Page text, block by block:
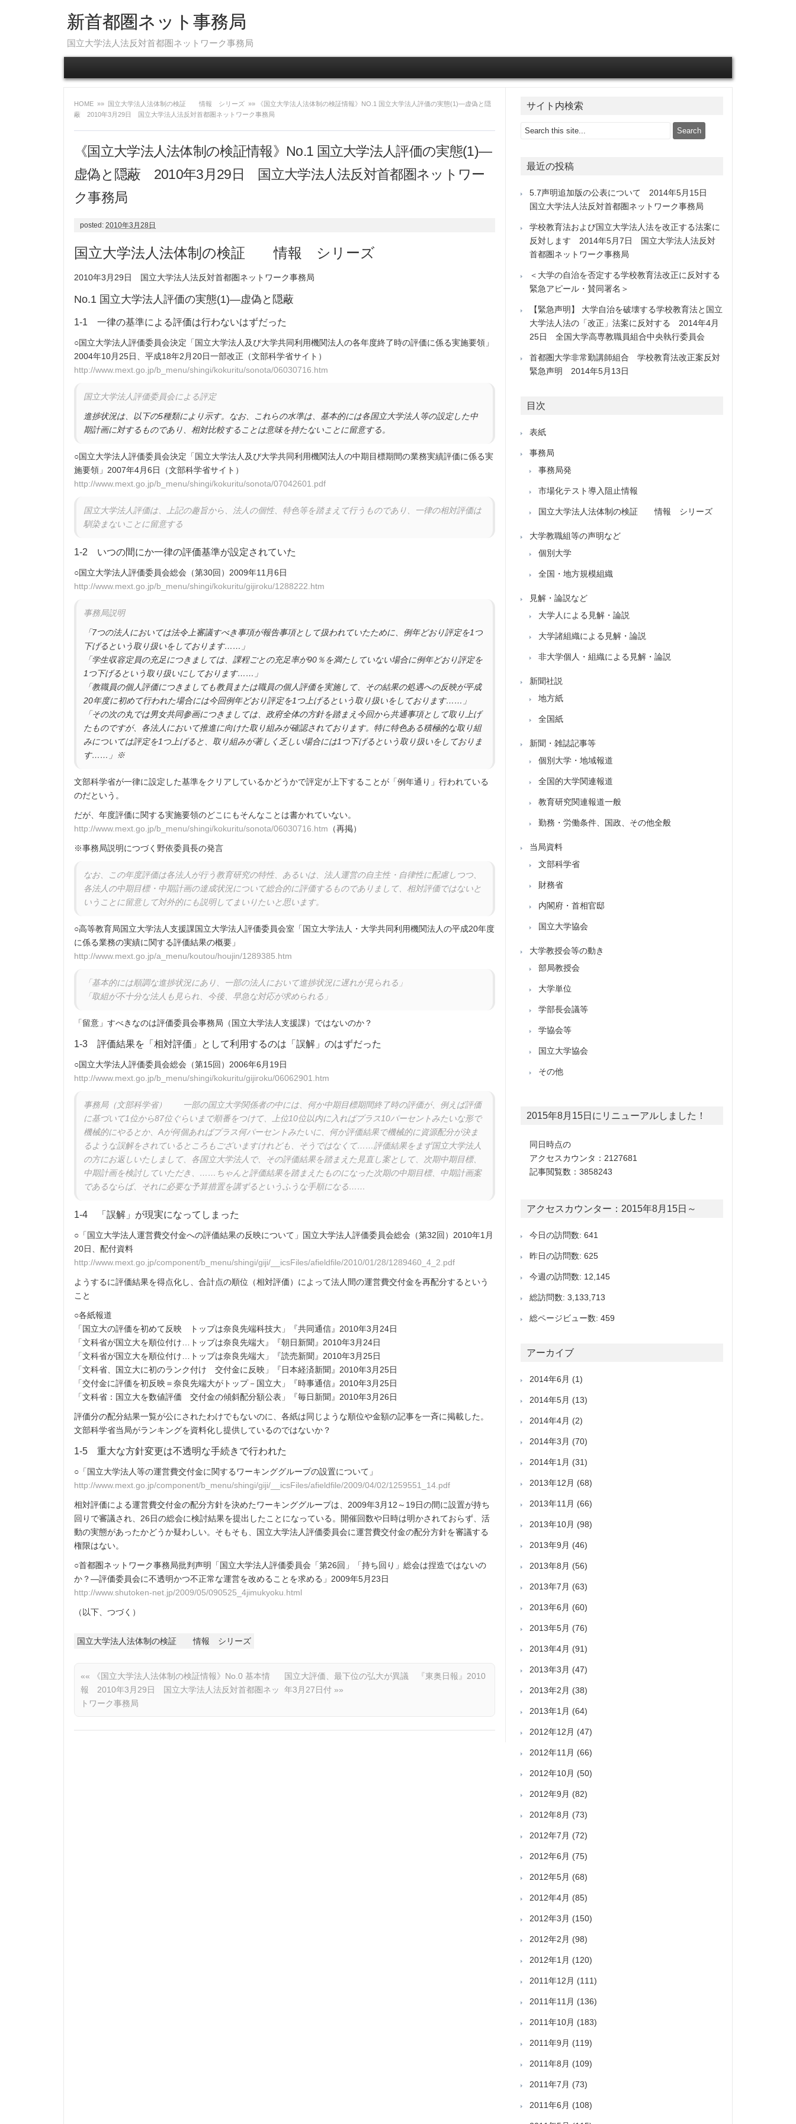
新首都圏ネット事務局
国立大学法人法反対首都圏ネットワーク事務局
HOME »» 国立大学法人法体制の検証 情報 シリーズ »» 《国立大学法人法体制の検証情報》NO.1 国立大学法人評価の実態(1)―虚偽と隠
蔽 2010年3月29日 国立大学法人法反対首都圏ネットワーク事務局
《国立大学法人法体制の検証情報》No.1 国立大学法人評価の実態(1)―
虚偽と隠蔽 2010年3月29日 国立大学法人法反対首都圏ネットワー
ク事務局
posted: 2010年3月28日
国立大学法人法体制の検証 情報 シリーズ
2010年3月29日 国立大学法人法反対首都圏ネットワーク事務局
No.1 国立大学法人評価の実態(1)―虚偽と隠蔽
1-1 一律の基準による評価は行わないはずだった
○国立大学法人評価委員会決定「国立大学法人及び大学共同利用機関法人の各年度終了時の評価に係る実施要領」
2004年10月25日、平成18年2月20日一部改正（文部科学省サイト）
http://www.mext.go.jp/b_menu/shingi/kokuritu/sonota/06030716.htm
国立大学法人評価委員会による評定
進捗状況は、以下の5種類により示す。なお、これらの水準は、基本的には各国立大学法人等の設定した中
期計画に対するものであり、相対比較することは意味を持たないことに留意する。
○国立大学法人評価委員会決定「国立大学法人及び大学共同利用機関法人の中期目標期間の業務実績評価に係る実
施要領」2007年4月6日（文部科学省サイト）
http://www.mext.go.jp/b_menu/shingi/kokuritu/sonota/07042601.pdf
国立大学法人評価は、上記の趣旨から、法人の個性、特色等を踏まえて行うものであり、一律の相対評価は
馴染まないことに留意する
1-2 いつの間にか一律の評価基準が設定されていた
○国立大学法人評価委員会総会（第30回）2009年11月6日
http://www.mext.go.jp/b_menu/shingi/kokuritu/gijiroku/1288222.htm
事務局説明
「7つの法人においては法令上審議すべき事項が報告事項として扱われていたために、例年どおり評定を1つ
下げるという取り扱いをしております……」
「学生収容定員の充足につきましては、課程ごとの充足率が90％を満たしていない場合に例年どおり評定を
1つ下げるという取り扱いにしております……」
「教職員の個人評価につきましても教員または職員の個人評価を実施して、その結果の処遇への反映が平成
20年度に初めて行われた場合には今回例年どおり評定を1つ上げるという取り扱いをしております……」
「その次の丸では男女共同参画につきましては、政府全体の方針を踏まえ今回から共通事項として取り上げ
たものですが、各法人において推進に向けた取り組みが確認されております。特に特色ある積極的な取り組
みについては評定を1つ上げると、取り組みが著しく乏しい場合には1つ下げるという取り扱いをしておりま
す……」※
文部科学省が一律に設定した基準をクリアしているかどうかで評定が上下することが「例年通り」行われている
のだという。
だが、年度評価に関する実施要領のどこにもそんなことは書かれていない。
http://www.mext.go.jp/b_menu/shingi/kokuritu/sonota/06030716.htm （再掲）
※事務局説明につづく野依委員長の発言
なお、この年度評価は各法人が行う教育研究の特性、あるいは、法人運営の自主性・自律性に配慮しつつ、
各法人の中期目標・中期計画の達成状況について総合的に評価するものでありまして、相対評価ではないと
いうことに留意して対外的にも説明してまいりたいと思います。
○高等教育局国立大学法人支援課国立大学法人評価委員会室「国立大学法人・大学共同利用機関法人の平成20年度
に係る業務の実績に関する評価結果の概要」
http://www.mext.go.jp/a_menu/koutou/houjin/1289385.htm
「基本的には順調な進捗状況にあり、一部の法人において進捗状況に遅れが見られる」
「取組が不十分な法人も見られ、今後、早急な対応が求められる」
「留意」すべきなのは評価委員会事務局（国立大学法人支援課）ではないのか？
1-3 評価結果を「相対評価」として利用するのは「誤解」のはずだった
○国立大学法人評価委員会総会（第15回）2006年6月19日
http://www.mext.go.jp/b_menu/shingi/kokuritu/gijiroku/06062901.htm
事務局（文部科学省） 一部の国立大学関係者の中には、何か中期目標期間終了時の評価が、例えば評価
に基づいて1位から87位ぐらいまで順番をつけて、上位10位以内に入ればプラス10パーセントみたいな形で
機械的にやるとか、Aが何個あればプラス何パーセントみたいに、何か評価結果で機械的に資源配分が決ま
るような誤解をされているところもございますけれども、そうではなくて……評価結果をまず国立大学法人
の方にお返しいたしまして、各国立大学法人で、その評価結果を踏まえた見直し案として、次期中期目標、
中期計画を検討していただき、……ちゃんと評価結果を踏まえたものになった次期の中期目標、中期計画案
であるならば、それに必要な予算措置を講ずるというふうな手順になる……
1-4 「誤解」が現実になってしまった
○「国立大学法人運営費交付金への評価結果の反映について」国立大学法人評価委員会総会（第32回）2010年1月
20日、配付資料
http://www.mext.go.jp/component/b_menu/shingi/giji/__icsFiles/afieldfile/2010/01/28/1289460_4_2.pdf
ようするに評価結果を得点化し、合計点の順位（相対評価）によって法人間の運営費交付金を再配分するという
こと
○各紙報道
「国立大の評価を初めて反映 トップは奈良先端科技大」『共同通信』2010年3月24日
「文科省が国立大を順位付け…トップは奈良先端大』『朝日新聞』2010年3月24日
「文科省が国立大を順位付け…トップは奈良先端大」『読売新聞』2010年3月25日
「文科省、国立大に初のランク付け 交付金に反映」『日本経済新聞』2010年3月25日
「交付金に評価を初反映＝奈良先端大がトップ－国立大」『時事通信』2010年3月25日
「文科省：国立大を数値評価 交付金の傾斜配分額公表」『毎日新聞』2010年3月26日
評価分の配分結果一覧が公にされたわけでもないのに、各紙は同じような順位や金額の記事を一斉に掲載した。
文部科学省当局がランキングを資料化し提供しているのではないか？
1-5 重大な方針変更は不透明な手続きで行われた
○「国立大学法人等の運営費交付金に関するワーキンググループの設置について」
http://www.mext.go.jp/component/b_menu/shingi/giji/__icsFiles/afieldfile/2009/04/02/1259551_14.pdf
相対評価による運営費交付金の配分方針を決めたワーキンググループは、2009年3月12～19日の間に設置が持ち
回りで審議され、26日の総会に検討結果を提出したことになっている。開催回数や日時は明かされておらず、活
動の実態があったかどうか疑わしい。そもそも、国立大学法人評価委員会に運営費交付金の配分方針を審議する
権限はない。
○首都圏ネットワーク事務局批判声明「国立大学法人評価委員会「第26回」「持ち回り」総会は捏造ではないの
か？―評価委員会に不透明かつ不正常な運営を改めることを求める」2009年5月23日
http://www.shutoken-net.jp/2009/05/090525_4jimukyoku.html
（以下、つづく）
国立大学法人法体制の検証 情報 シリーズ
«« 《国立大学法人法体制の検証情報》No.0 基本情
報 2010年3月29日 国立大学法人法反対首都圏ネッ
トワーク事務局
国立大評価、最下位の弘大が異議 『東奥日報』2010
年3月27日付 »»
サイト内検索
最近の投稿
5.7声明追加版の公表について 2014年5月15日
国立大学法人法反対首都圏ネットワーク事務局
学校教育法および国立大学法人法を改正する法案に
反対します 2014年5月7日 国立大学法人法反対
首都圏ネットワーク事務局
＜大学の自治を否定する学校教育法改正に反対する
緊急アピール・賛同署名＞
【緊急声明】 大学自治を破壊する学校教育法と国立
大学法人法の「改正」法案に反対する 2014年4月
25日 全国大学高専教職員組合中央執行委員会
首都圏大学非常勤講師組合 学校教育法改正案反対
緊急声明 2014年5月13日
目次
表紙
事務局
事務局発
市場化テスト導入阻止情報
国立大学法人法体制の検証 情報 シリーズ
大学教職組等の声明など
個別大学
全国・地方規模組織
見解・論説など
大学人による見解・論説
大学諸組織による見解・論説
非大学個人・組織による見解・論説
新聞社説
地方紙
全国紙
新聞・雑誌記事等
個別大学・地域報道
全国的大学関連報道
教育研究関連報道一般
勤務・労働条件、国政、その他全般
当局資料
文部科学省
財務省
内閣府・首相官邸
国立大学協会
大学教授会等の動き
部局教授会
大学単位
学部長会議等
学協会等
国立大学協会
その他
2015年8月15日にリニューアルしました！
同日時点の
アクセスカウンタ：2127681
記事閲覧数：3858243
アクセスカウンター：2015年8月15日～
今日の訪問数: 641
昨日の訪問数: 625
今週の訪問数: 12,145
総訪問数: 3,133,713
総ページビュー数: 459
アーカイブ
2014年6月 (1)
2014年5月 (13)
2014年4月 (2)
2014年3月 (70)
2014年1月 (31)
2013年12月 (68)
2013年11月 (66)
2013年10月 (98)
2013年9月 (46)
2013年8月 (56)
2013年7月 (63)
2013年6月 (60)
2013年5月 (76)
2013年4月 (91)
2013年3月 (47)
2013年2月 (38)
2013年1月 (64)
2012年12月 (47)
2012年11月 (66)
2012年10月 (50)
2012年9月 (82)
2012年8月 (73)
2012年7月 (72)
2012年6月 (75)
2012年5月 (68)
2012年4月 (85)
2012年3月 (150)
2012年2月 (98)
2012年1月 (120)
2011年12月 (111)
2011年11月 (136)
2011年10月 (183)
2011年9月 (119)
2011年8月 (109)
2011年7月 (73)
2011年6月 (108)